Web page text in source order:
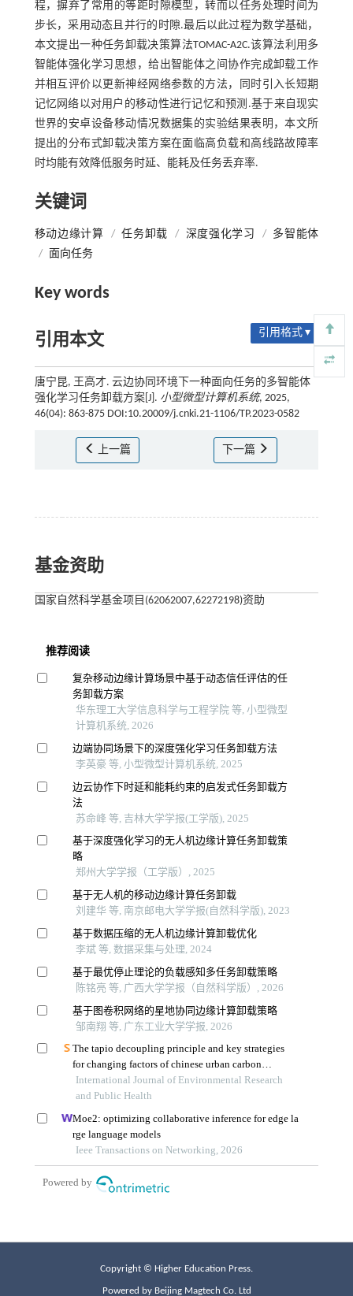
程，摒弃了常用的等距时隙模型，转而以任务处理时间为
步长，采用动态且并行的时隙.最后以此过程为数学基础，
本文提出一种任务卸载决策算法TOMAC-A2C.该算法利用多
智能体强化学习思想，给出智能体之间协作完成卸载工作
并相互评价以更新神经网络参数的方法，同时引入长短期
记忆网络以对用户的移动性进行记忆和预测.基于来自现实
世界的安卓设备移动情况数据集的实验结果表明，本文所
提出的分布式卸载决策方案在面临高负载和高线路故障率
时均能有效降低服务时延、能耗及任务丢弃率.
关键词
移动边缘计算 / 任务卸载 / 深度强化学习 /
多智能体
/
面向任务
Key words
引用本文 引用格式 ▾
唐宁昆, 王高才. 云边协同环境下一种面向任务的多智能体
强化学习任务卸载方案[J]. 小型微型计算机系统, 2025,
46(04): 863-875 DOI:10.20009/j.cnki.21-1106/TP.2023-0582
上一篇 下一篇
基金资助
国家自然科学基金项目(62062007,62272198)资助
Copyright © Higher Education Press.
Powered by Beijing Magtech Co. Ltd